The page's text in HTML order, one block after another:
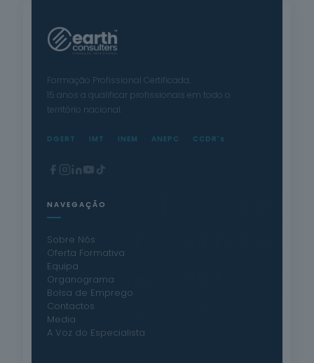
Formação Profissional Certificada.
15 anos a qualificar profissionais em todo o
território nacional.
DGERT IMT INEM ANEPC CCDR's
NAVEGAÇÃO
Sobre Nós
Oferta Formativa
Equipa
Organograma
Bolsa de Emprego
Contactos
Media
A Voz do Especialista